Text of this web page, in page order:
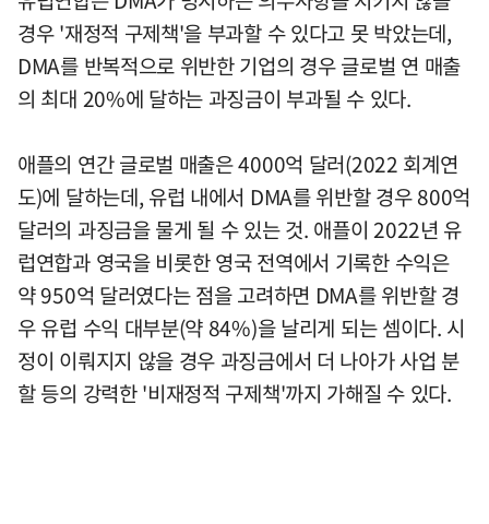
경우 '재정적 구제책'을 부과할 수 있다고 못 박았는데,
DMA를 반복적으로 위반한 기업의 경우 글로벌 연 매출
의 최대 20%에 달하는 과징금이 부과될 수 있다.
애플의 연간 글로벌 매출은 4000억 달러(2022 회계연
도)에 달하는데, 유럽 내에서 DMA를 위반할 경우 800억
달러의 과징금을 물게 될 수 있는 것. 애플이 2022년 유
럽연합과 영국을 비롯한 영국 전역에서 기록한 수익은
약 950억 달러였다는 점을 고려하면 DMA를 위반할 경
우 유럽 수익 대부분(약 84%)을 날리게 되는 셈이다. 시
정이 이뤄지지 않을 경우 과징금에서 더 나아가 사업 분
할 등의 강력한 '비재정적 구제책'까지 가해질 수 있다.